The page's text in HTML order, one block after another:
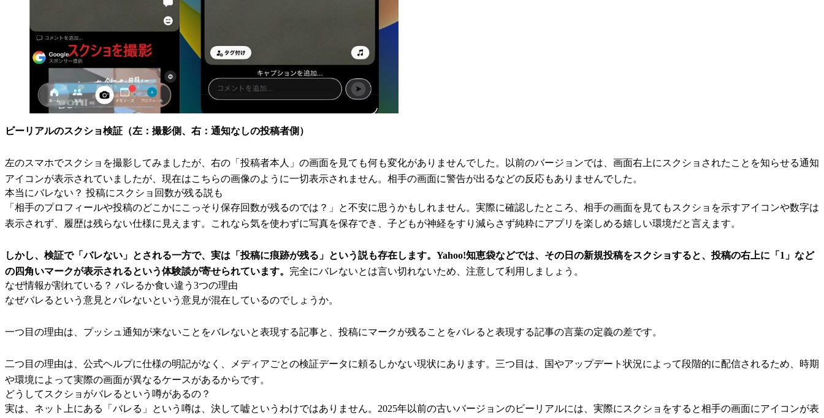
ビーリアルのスクショ検証（左：撮影側、右：通知なしの投稿者側）
左のスマホでスクショを撮影してみましたが、右の「投稿者本人」の画面を見ても何も変化がありませんでした。以前のバージョンでは、画面右上にスクショされたことを知らせる通知
アイコンが表示されていましたが、現在はこちらの画像のように一切表示されません。相手の画面に警告が出るなどの反応もありませんでした。
本当にバレない？ 投稿にスクショ回数が残る説も
「相手のプロフィールや投稿のどこかにこっそり保存回数が残るのでは？」と不安に思うかもしれません。実際に確認したところ、相手の画面を見てもスクショを示すアイコンや数字は
表示されず、履歴は残らない仕様に見えます。これなら気を使わずに写真を保存でき、子どもが神経をすり減らさず純粋にアプリを楽しめる嬉しい環境だと言えます。
しかし、検証で「バレない」とされる一方で、実は「投稿に痕跡が残る」という説も存在します。Yahoo!知恵袋などでは、その日の新規投稿をスクショすると、投稿の右上に「1」など
の四角いマークが表示されるという体験談が寄せられています。 完全にバレないとは言い切れないため、注意して利用しましょう。
なぜ情報が割れている？ バレるか食い違う3つの理由
なぜバレるという意見とバレないという意見が混在しているのでしょうか。
一つ目の理由は、プッシュ通知が来ないことをバレないと表現する記事と、投稿にマークが残ることをバレると表現する記事の言葉の定義の差です。
二つ目の理由は、公式ヘルプに仕様の明記がなく、メディアごとの検証データに頼るしかない現状にあります。三つ目は、国やアップデート状況によって段階的に配信されるため、時期
や環境によって実際の画面が異なるケースがあるからです。
どうしてスクショがバレるという噂があるの？
実は、ネット上にある「バレる」という噂は、決して嘘というわけではありません。2025年以前の古いバージョンのビーリアルには、実際にスクショをすると相手の画面にアイコンが表